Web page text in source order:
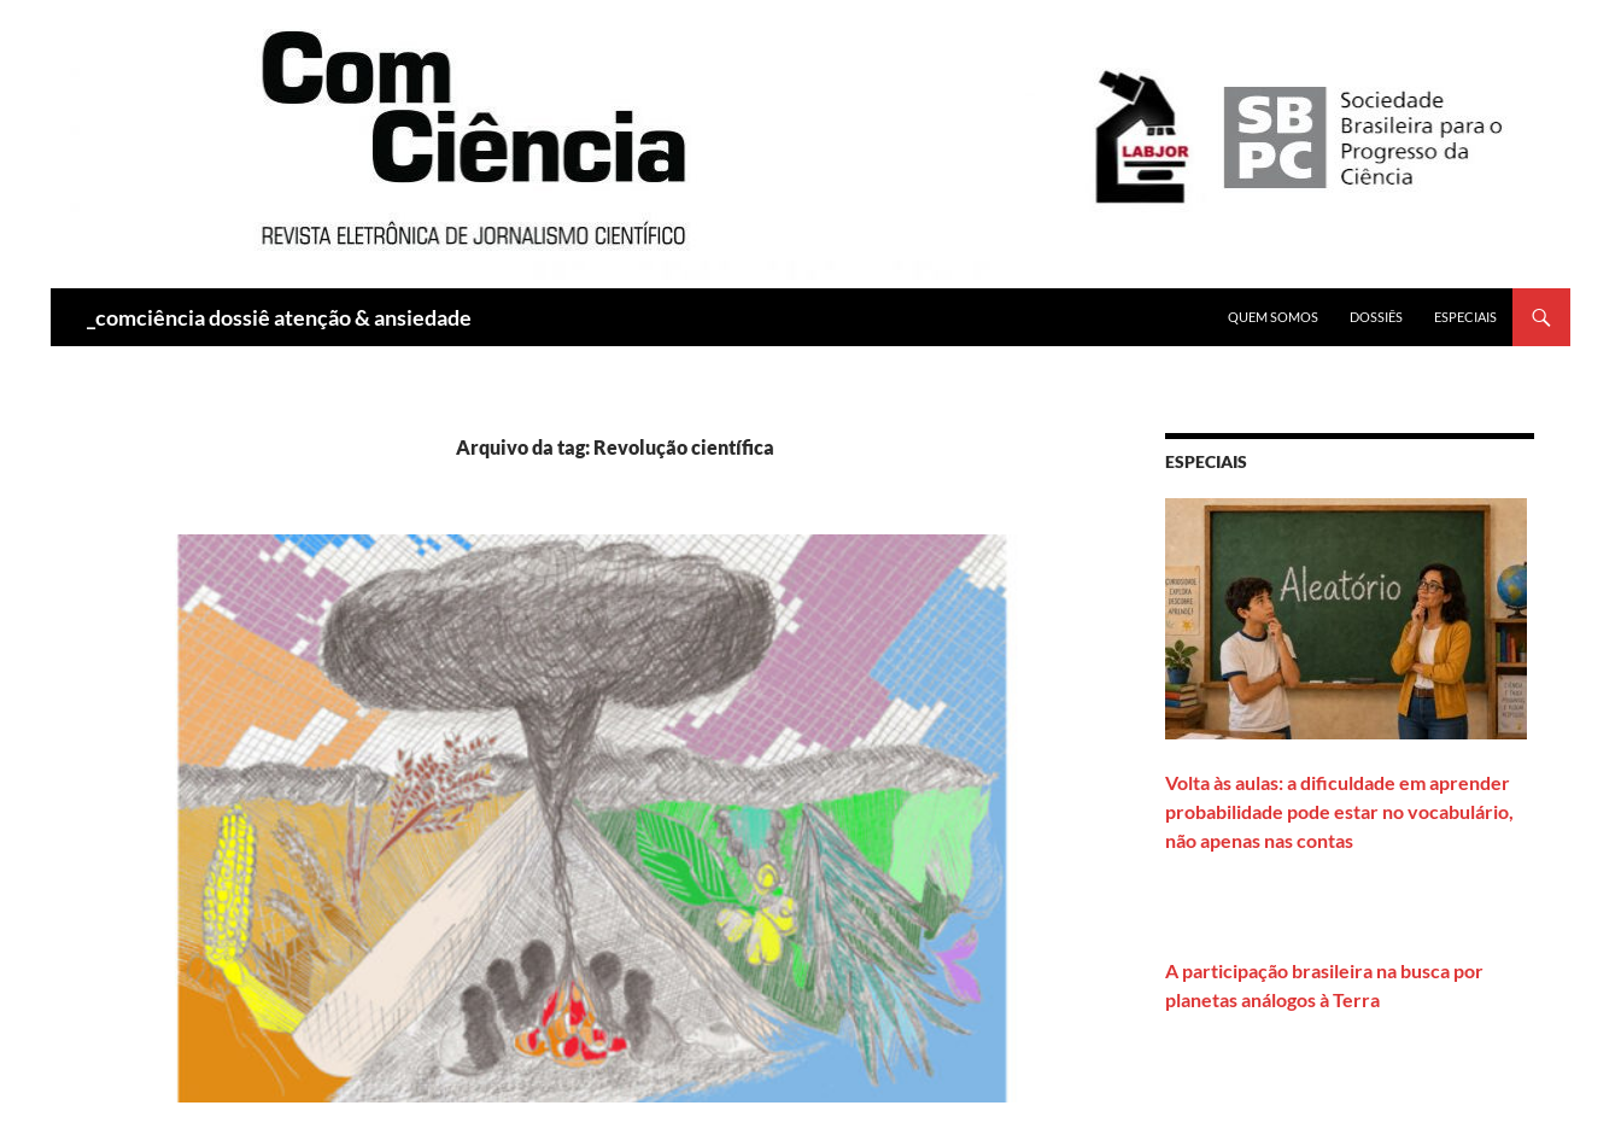
_comciência dossiê atenção & ansiedade
QUEM SOMOS
DOSSIÊS ESPECIAIS
Arquivo da tag: Revolução científica
ESPECIAIS
Volta às aulas: a dificuldade em aprender
probabilidade pode estar no vocabulário,
não apenas nas contas
A participação brasileira na busca por
planetas análogos à Terra